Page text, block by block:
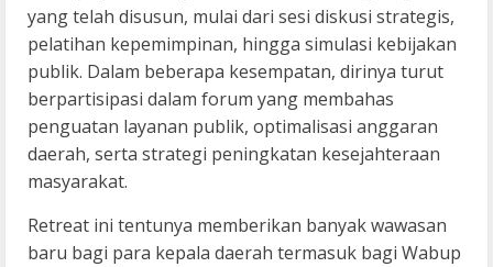
yang telah disusun, mulai dari sesi diskusi strategis,
pelatihan kepemimpinan, hingga simulasi kebijakan
publik. Dalam beberapa kesempatan, dirinya turut
berpartisipasi dalam forum yang membahas
penguatan layanan publik, optimalisasi anggaran
daerah, serta strategi peningkatan kesejahteraan
masyarakat.
Retreat ini tentunya memberikan banyak wawasan
baru bagi para kepala daerah termasuk bagi Wabup